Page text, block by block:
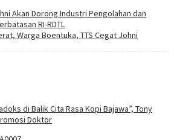
Akan Dorong Industri Pengolahan dan
RI-RDTL
Warga Boentuka, TTS Cegat Johni
di Balik Cita Rasa Kopi Bajawa”, Tony
Doktor